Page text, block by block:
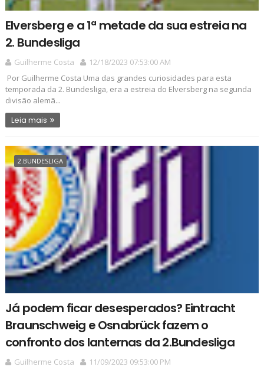
Elversberg e a 1ª metade da sua estreia na
2. Bundesliga
Guilherme Costa
12/18/2023 07:53:00 AM
Por Guilherme Costa Uma das grandes curiosidades para esta
temporada da 2. Bundesliga, era a estreia do Elversberg na segunda
divisão alemã...
Leia mais
2.BUNDESLIGA
Já podem ficar desesperados? Eintracht
Braunschweig e Osnabrück fazem o
confronto dos lanternas da 2.Bundesliga
Guilherme Costa 11/09/2023 09:53:00 PM